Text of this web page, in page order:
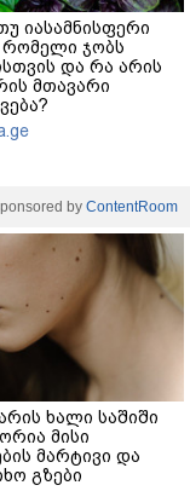
იასამნისფერი
რომელი ჯობს
და რა არის
მთავარი
by ContentRoom
ხალი საშიში
მისი
მარტივი და
გზები